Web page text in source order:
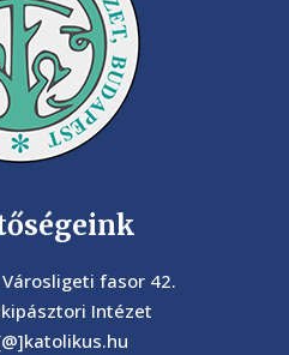
fasor 42.
Intézet